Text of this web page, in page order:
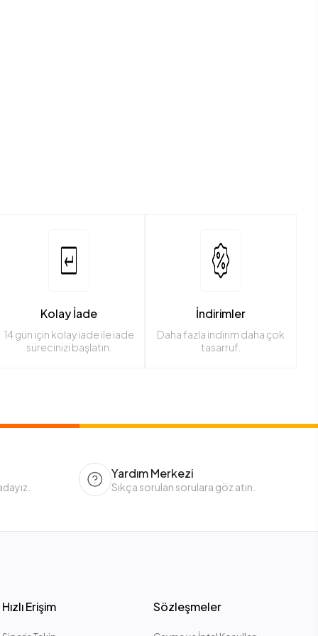
Kolay İade
14 gün için kolay iade ile iade
sürecinizi başlatın.
İndirimler
Daha fazla indirim daha çok
tasarruf.
Yardım Merkezi
Sıkça sorulan sorulara göz atın.
Hızlı Erişim Sözleşmeler